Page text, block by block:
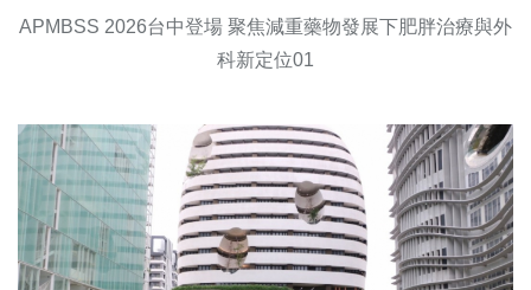
APMBSS 2026台中登場 聚焦減重藥物發展下肥胖治療與外
科新定位01